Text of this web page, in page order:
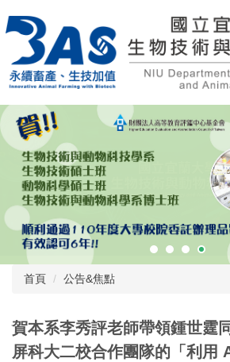
到
要
內
首頁 公告&焦點
賀本系李秀評老師帶領鍾世霆
屏科大二校合作團隊的「利用